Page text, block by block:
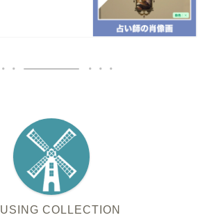
COLLECTION